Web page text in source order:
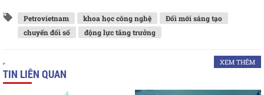
Petrovietnam khoa học công nghệ
Đổi mới sáng tạo
chuyển đổi số
động lực tăng trưởng
XEM THÊM
TIN LIÊN QUAN